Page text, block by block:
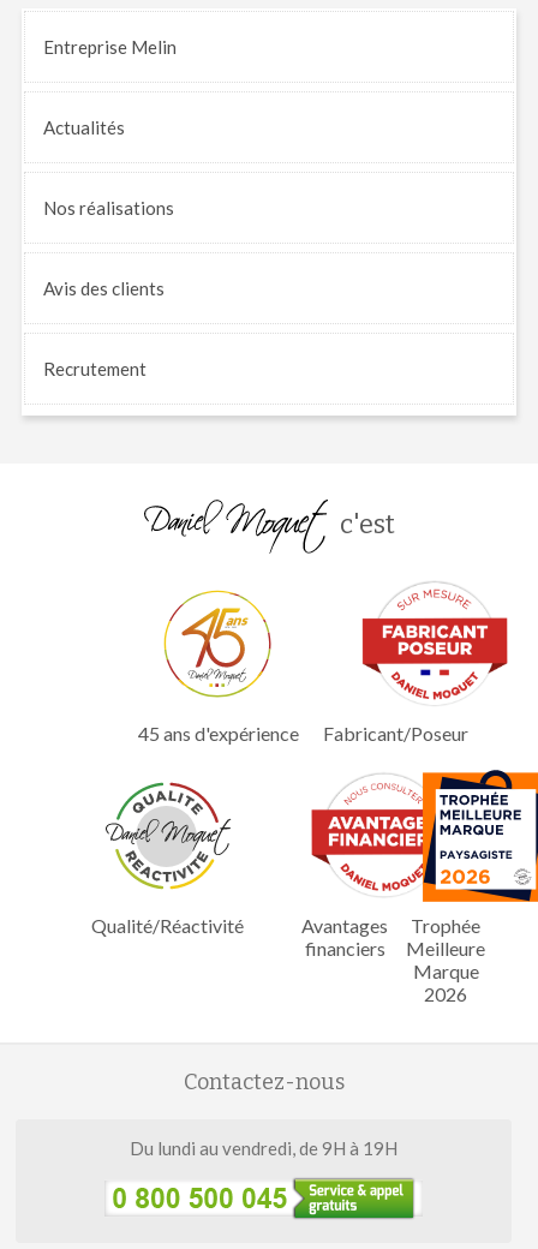
Entreprise Melin
Actualités
Nos réalisations
Avis des clients
Recrutement
c'est
45 ans d'expérience Fabricant/Poseur
Qualité/Réactivité
Avantages
financiers
Trophée
Meilleure
Marque
2026
Contactez-nous
Du lundi au vendredi, de 9H à 19H